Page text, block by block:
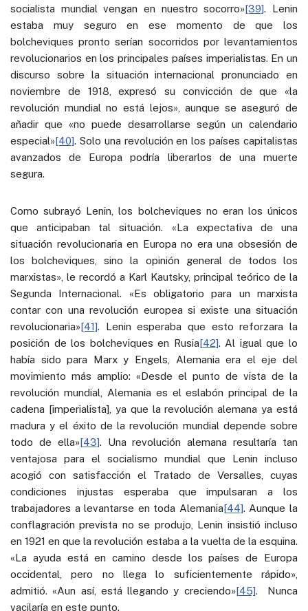
socialista mundial vengan en nuestro socorro»[39]. Lenin
estaba muy seguro en ese momento de que los
bolcheviques pronto serían socorridos por levantamientos
revolucionarios en los principales países imperialistas. En un
discurso sobre la situación internacional pronunciado en
noviembre de 1918, expresó su convicción de que «la
revolución mundial no está lejos», aunque se aseguró de
añadir que «no puede desarrollarse según un calendario
especial»[40]. Solo una revolución en los países capitalistas
avanzados de Europa podría liberarlos de una muerte
segura.
Como subrayó Lenin, los bolcheviques no eran los únicos
que anticipaban tal situación. «La expectativa de una
situación revolucionaria en Europa no era una obsesión de
los bolcheviques, sino la opinión general de todos los
marxistas», le recordó a Karl Kautsky, principal teórico de la
Segunda Internacional. «Es obligatorio para un marxista
contar con una revolución europea si existe una situación
revolucionaria»[41]. Lenin esperaba que esto reforzara la
posición de los bolcheviques en Rusia[42]. Al igual que lo
había sido para Marx y Engels, Alemania era el eje del
movimiento más amplio: «Desde el punto de vista de la
revolución mundial, Alemania es el eslabón principal de la
cadena [imperialista], ya que la revolución alemana ya está
madura y el éxito de la revolución mundial depende sobre
todo de ella»[43]. Una revolución alemana resultaría tan
ventajosa para el socialismo mundial que Lenin incluso
acogió con satisfacción el Tratado de Versalles, cuyas
condiciones injustas esperaba que impulsaran a los
trabajadores a levantarse en toda Alemania[44]. Aunque la
conflagración prevista no se produjo, Lenin insistió incluso
en 1921 en que la revolución estaba a la vuelta de la esquina.
«La ayuda está en camino desde los países de Europa
occidental, pero no llega lo suficientemente rápido»,
admitió. «Aun así, está llegando y creciendo»[45]. Nunca
vacilaría en este punto.